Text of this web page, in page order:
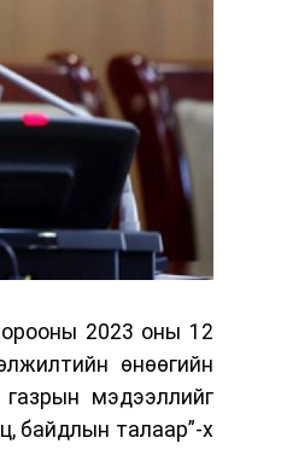
2023 оны 12
өнөөгийн
мэдээллийг
байдлын талаар”-х